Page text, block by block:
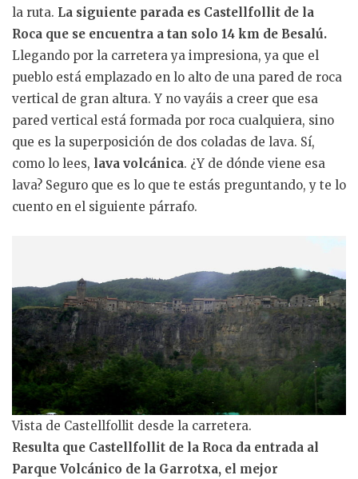
la ruta. La siguiente parada es Castellfollit de la
Roca que se encuentra a tan solo 14 km de Besalú.
Llegando por la carretera ya impresiona, ya que el
pueblo está emplazado en lo alto de una pared de roca
vertical de gran altura. Y no vayáis a creer que esa
pared vertical está formada por roca cualquiera, sino
que es la superposición de dos coladas de lava. Sí,
como lo lees, lava volcánica. ¿Y de dónde viene esa
lava? Seguro que es lo que te estás preguntando, y te lo
cuento en el siguiente párrafo.
Vista de Castellfollit desde la carretera.
Resulta que Castellfollit de la Roca da entrada al
Parque Volcánico de la Garrotxa, el mejor